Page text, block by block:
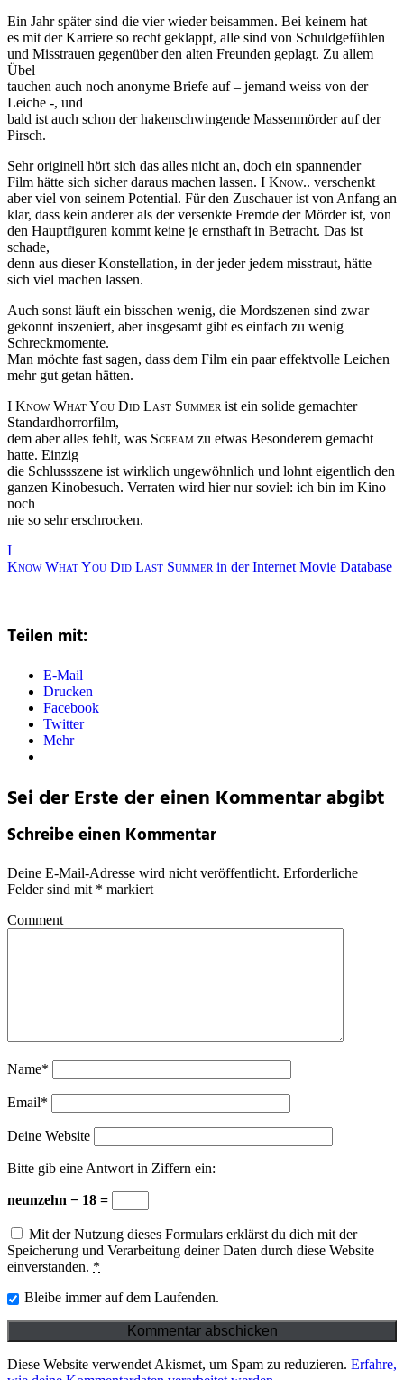
Ein Jahr später sind die vier wieder beisammen. Bei keinem hat
es mit der Karriere so recht geklappt, alle sind von Schuldgefühlen
und Misstrauen gegenüber den alten Freunden geplagt. Zu allem
Übel
tauchen auch noch anonyme Briefe auf – jemand weiss von der
Leiche -, und
bald ist auch schon der hakenschwingende Massenmörder auf der
Pirsch.
Sehr originell hört sich das alles nicht an, doch ein spannender
Film hätte sich sicher daraus machen lassen. I Know.. verschenkt
aber viel von seinem Potential. Für den Zuschauer ist von Anfang an
klar, dass kein anderer als der versenkte Fremde der Mörder ist, von
den Hauptfiguren kommt keine je ernsthaft in Betracht. Das ist
schade,
denn aus dieser Konstellation, in der jeder jedem misstraut, hätte
sich viel machen lassen.
Auch sonst läuft ein bisschen wenig, die Mordszenen sind zwar
gekonnt inszeniert, aber insgesamt gibt es einfach zu wenig
Schreckmomente.
Man möchte fast sagen, dass dem Film ein paar effektvolle Leichen
mehr gut getan hätten.
I Know What You Did Last Summerist ein solide gemachter
Standardhorrorfilm,
dem aber alles fehlt, was Scream zu etwas Besonderem gemacht
hatte. Einzig
die Schlussszene ist wirklich ungewöhnlich und lohnt eigentlich den
ganzen Kinobesuch. Verraten wird hier nur soviel: ich bin im Kino
noch
nie so sehr erschrocken.
I
Know What You Did Last Summerin der Internet Movie Database
Teilen mit:
E-Mail
Drucken
Facebook
Twitter
Mehr
Sei der Erste der einen Kommentar abgibt
Schreibe einen Kommentar
Deine E-Mail-Adresse wird nicht veröffentlicht. Erforderliche
Felder sind mit * markiert
Comment
Name*
Email*
Deine Website
Bitte gib eine Antwort in Ziffern ein:
neunzehn − 18 =
Mit der Nutzung dieses Formulars erklärst du dich mit der
Speicherung und Verarbeitung deiner Daten durch diese Website
einverstanden. *
Bleibe immer auf dem Laufenden.
Diese Website verwendet Akismet, um Spam zu reduzieren. Erfahre,